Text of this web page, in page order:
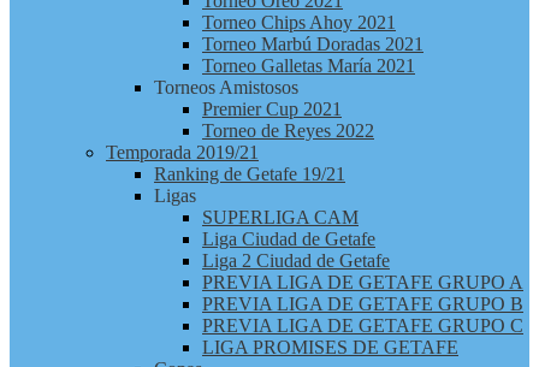
Torneo Chips Ahoy 2021
Torneo Marbú Doradas 2021
Torneo Galletas María 2021
Torneos Amistosos
Premier Cup 2021
Torneo de Reyes 2022
Temporada 2019/21
Ranking de Getafe 19/21
Ligas
SUPERLIGA CAM
Liga Ciudad de Getafe
Liga 2 Ciudad de Getafe
PREVIA LIGA DE GETAFE GRUPO A
PREVIA LIGA DE GETAFE GRUPO B
PREVIA LIGA DE GETAFE GRUPO C
LIGA PROMISES DE GETAFE